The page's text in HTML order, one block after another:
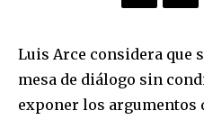
Luis Arce considera que
mesa de diálogo sin
exponer los argumentos